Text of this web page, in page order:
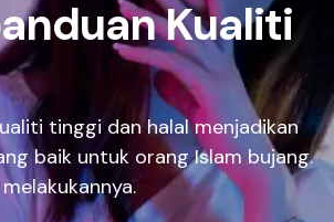
Kualiti
tinggi dan halal menjadikan
baik untuk orang Islam bujang.